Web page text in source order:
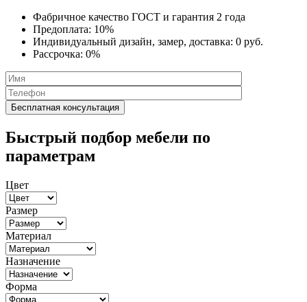
Фабричное качество ГОСТ и гарантия 2 года
Предоплата: 10%
Индивидуальный дизайн, замер, доставка: 0 руб.
Рассрочка: 0%
Быстрый подбор мебели по
параметрам
Цвет
Размер
Материал
Назначение
Форма